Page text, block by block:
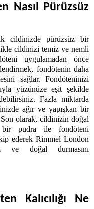
Nasıl Pürüzsüz
cildinizde pürüzsüz bir
cildinizi temiz ve nemli
uygulamadan önce
fondötenin daha
sağlar. Fondöteninizi
yüzünüze eşit şekilde
Fazla miktarda
ağır ve yapışkan bir
olarak, cildinizin doğal
bir pudra ile fondöteni
ederek Rimmel London
ve doğal durmasını
Kalıcılığı Ne